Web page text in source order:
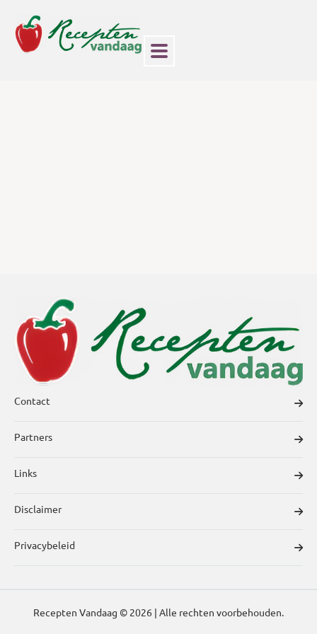
Contact
Partners
Links
Disclaimer
Privacybeleid
Recepten Vandaag © 2026 | Alle rechten voorbehouden.